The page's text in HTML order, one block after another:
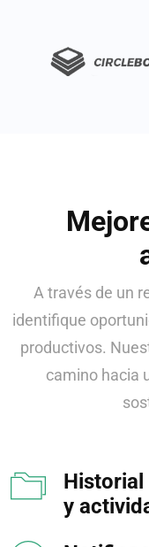
A través de un
identifique
productivos.
camino hacia
Historial
y